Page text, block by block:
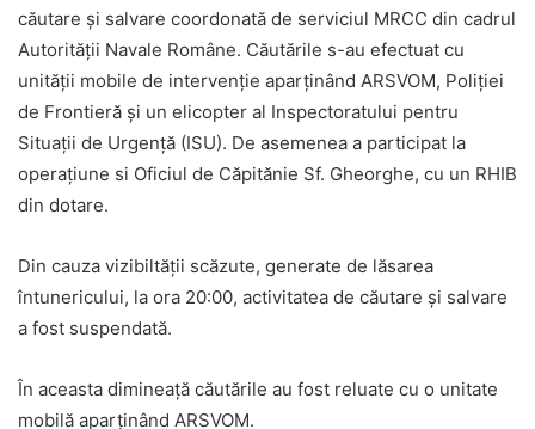
căutare și salvare coordonată de serviciul MRCC din cadrul
Autorității Navale Române. Căutările s-au efectuat cu
unității mobile de intervenție aparținând ARSVOM, Poliției
de Frontieră și un elicopter al Inspectoratului pentru
Situații de Urgență (ISU). De asemenea a participat la
operațiune si Oficiul de Căpitănie Sf. Gheorghe, cu un RHIB
din dotare.
Din cauza vizibiltății scăzute, generate de lăsarea
întunericului, la ora 20:00, activitatea de căutare și salvare
a fost suspendată.
În aceasta dimineață căutările au fost reluate cu o unitate
mobilă aparținând ARSVOM.